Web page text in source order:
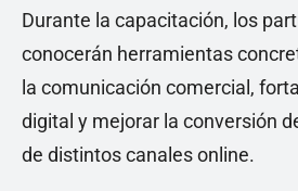
Durante la capacitación, los
conocerán herramientas
la comunicación comercial,
digital y mejorar la conversión
de distintos canales online.